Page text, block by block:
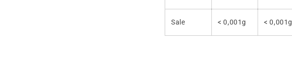
Sale < 0,001g < 0,001g